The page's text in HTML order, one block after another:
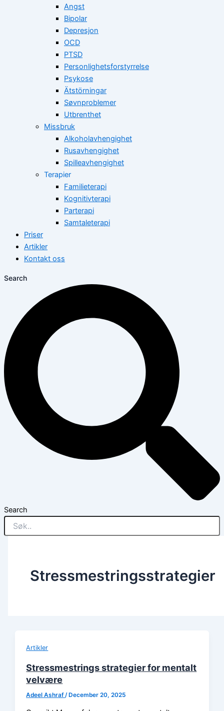
Angst
Bipolar
Depresjon
OCD
PTSD
Personlighetsforstyrrelse
Psykose
Ätstörningar
Søvnproblemer
Utbrenthet
Missbruk
Alkoholavhengighet
Rusavhengighet
Spilleavhengighet
Terapier
Familieterapi
Kognitivterapi
Parterapi
Samtaleterapi
Priser
Artikler
Kontakt oss
Search
Search
Stressmestringsstrategier
Artikler
Stressmestrings strategier for mentalt
velvære
Adeel Ashraf /December 20, 2025